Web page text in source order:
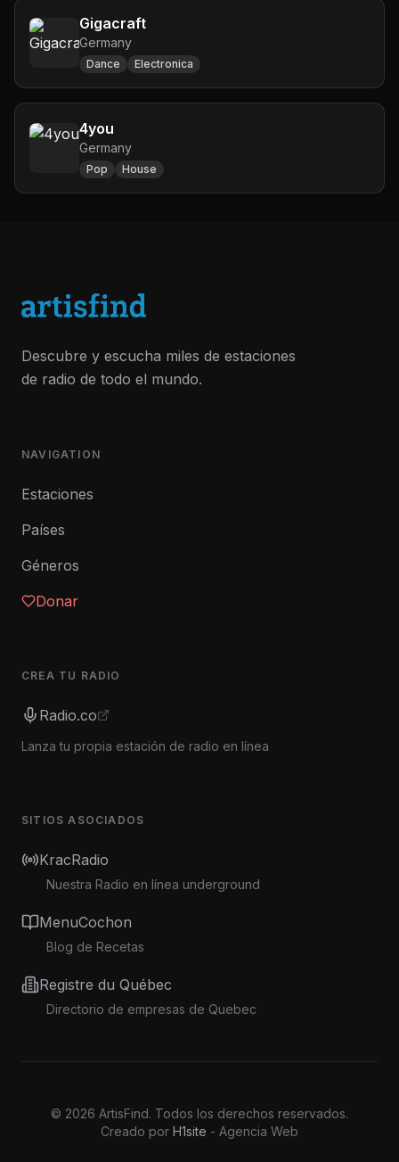
Gigacraft
Germany
Dance Electronica
4you
Germany
Pop House
Descubre y escucha miles de estaciones
de radio de todo el mundo.
NAVIGATION
Estaciones
Países
Géneros
Donar
CREA TU RADIO
Radio.co
Lanza tu propia estación de radio en línea
SITIOS ASOCIADOS
KracRadio
Nuestra Radio en línea underground
MenuCochon
Blog de Recetas
Registre du Québec
Directorio de empresas de Quebec
© 2026 ArtisFind. Todos los derechos reservados.
Creado por H1site - Agencia Web